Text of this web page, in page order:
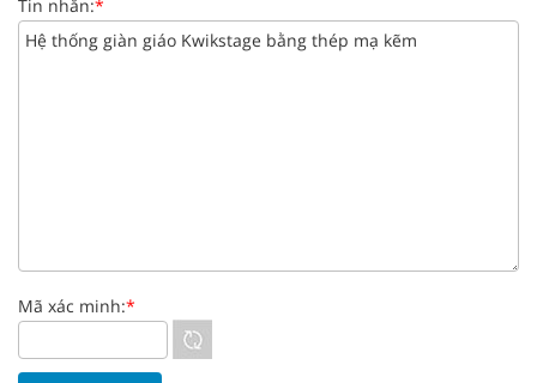
Tin nhắn:*
Mã xác minh:*